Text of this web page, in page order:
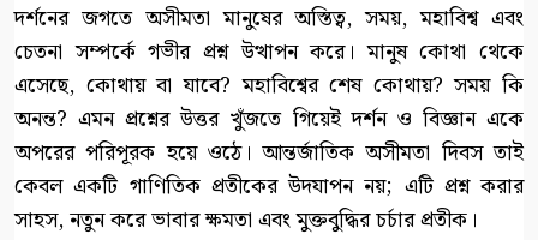
দর্শনের জগতে অসীমতা মানুষের অস্তিত্ব, সময়, মহাবিশ্ব এবং
চেতনা সম্পর্কে গভীর প্রশ্ন উত্থাপন করে। মানুষ কোথা থেকে
এসেছে, কোথায় বা যাবে? মহাবিশ্বের শেষ কোথায়? সময় কি
অনন্ত? এমন প্রশ্নের উত্তর খুঁজতে গিয়েই দর্শন ও বিজ্ঞান একে
অপরের পরিপূরক হয়ে ওঠে। আন্তর্জাতিক অসীমতা দিবস তাই
কেবল একটি গাণিতিক প্রতীকের উদযাপন নয়; এটি প্রশ্ন করার
সাহস, নতুন করে ভাবার ক্ষমতা এবং মুক্তবুদ্ধির চর্চার প্রতীক।